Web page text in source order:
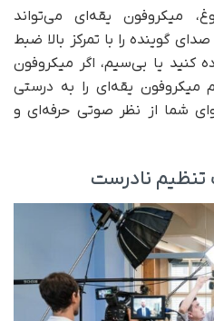
میکروفون یقه‌ای می‌تواند
گوینده را با تمرکز بالا ضبط
کنید یا بی‌سیم، اگر میکروفون
میکروفون یقه‌ای را به درستی
شما از نظر صوتی حرفه‌ای و
نادرست